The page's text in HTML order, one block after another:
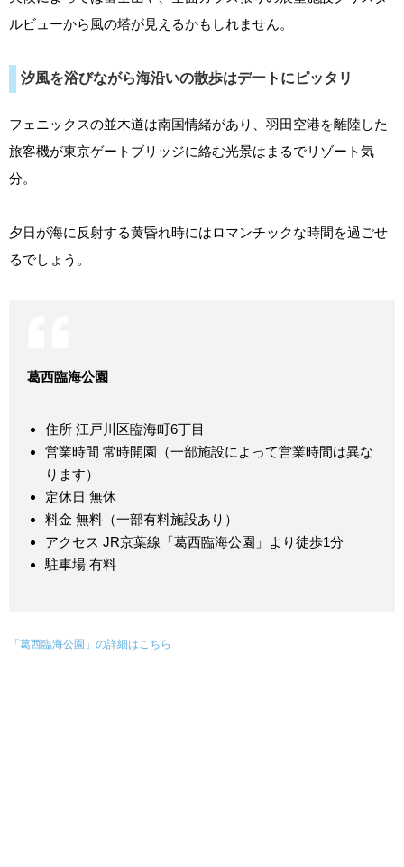
ルビューから風の塔が見えるかもしれません。
汐風を浴びながら海沿いの散歩はデートにピッタリ
フェニックスの並木道は南国情緒があり、羽田空港を離陸した
旅客機が東京ゲートブリッジに絡む光景はまるでリゾート気
分。
夕日が海に反射する黄昏れ時にはロマンチックな時間を過ごせ
るでしょう。
葛西臨海公園
住所 江戸川区臨海町6丁目
営業時間 常時開園（一部施設によって営業時間は異な
ります）
定休日 無休
料金 無料（一部有料施設あり）
アクセス JR京葉線「葛西臨海公園」より徒歩1分
駐車場 有料
「葛西臨海公園」の詳細はこちら